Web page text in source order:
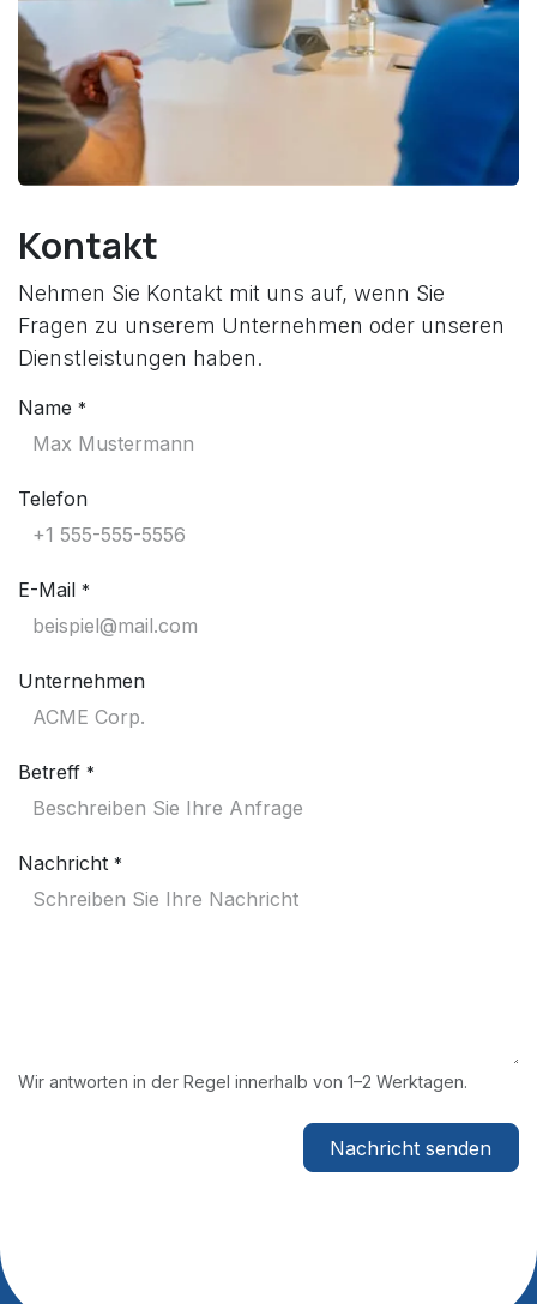
Kontakt
Nehmen Sie Kontakt mit uns auf, wenn Sie
Fragen zu unserem Unternehmen oder unseren
Dienstleistungen haben.
Name *
Telefon
E-Mail *
Unternehmen
Betreff *
Nachricht *
Wir antworten in der Regel innerhalb von 1–2 Werktagen.
Nachricht senden